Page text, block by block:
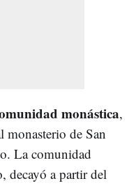
monástica,
de San
La comunidad
decayó a partir del